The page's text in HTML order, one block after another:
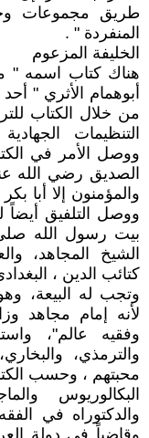
طريق مجموعات
المنفردة " .
الخليفة المزعوم
هناك كتاب اسمه " مد
أبوهمام الأثري "
من خلال الكتاب
التنظيمات
ووصل الأمر في
الصديق رضي الله
والمؤمنون إلا أبا
ووصل التلفيق أيضاً
بيت رسول الله
الشيخ المجاهد،
كتائب الدين ،
وتجب له البيعة،
لأنه إمام مجاهد
وفقيه عالم"،
والترمذي،
محبتهم ، وحسب
البكالوريوس
والدكتوراه في